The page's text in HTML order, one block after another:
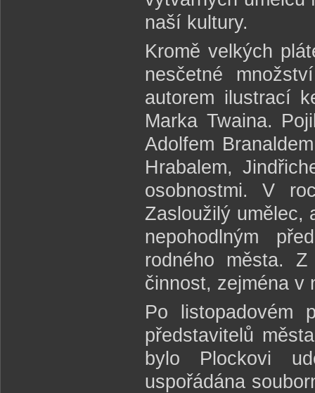
naší kultury.
Kromě velkých
nesčetné
autorem ilustrací
Marka Twaina.
Adolfem
Hrabalem,
osobnostmi. V
Zasloužilý umělec,
nepohodlným
rodného města.
činnost, zejména v
Po listopadovém
představitelů
bylo Plockovi
uspořádána